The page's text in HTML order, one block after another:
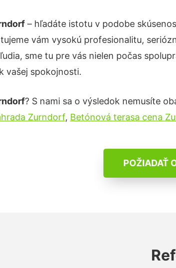
– hľadáte istotu v podobe
vám vysokú profesionalitu,
sme tu pre vás nielen počas
vašej spokojnosti.
? S nami sa o výsledok nemusíte
Zurndorf, Betónová terasa cena
POŽIADAŤ